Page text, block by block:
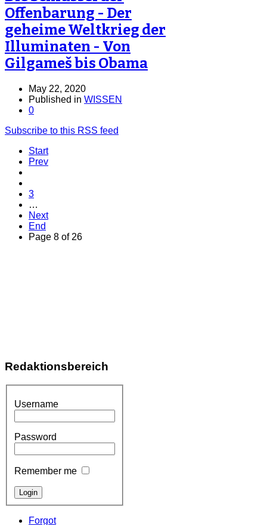
Offenbarung - Der
geheime Weltkrieg der
Illuminaten - Von
Gilgameš bis Obama
May 22, 2020
Published in WISSEN
0
Subscribe to this RSS feed
Start
Prev
3
…
Next
End
Page 8 of 26
Redaktionsbereich
Username
Password
Remember me
Forgot